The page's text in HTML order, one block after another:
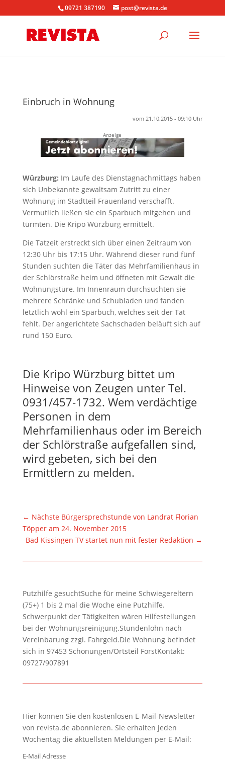
09721 387190 post@revista.de
Einbruch in Wohnung
vom 21.10.2015 - 09:10 Uhr
Anzeige
Würzburg: Im Laufe des Dienstagnachmittags haben
sich Unbekannte gewaltsam Zutritt zu einer
Wohnung im Stadtteil Frauenland verschafft.
Vermutlich ließen sie ein Sparbuch mitgehen und
türmten. Die Kripo Würzburg ermittelt.
Die Tatzeit erstreckt sich über einen Zeitraum von
12:30 Uhr bis 17:15 Uhr. Während dieser rund fünf
Stunden suchten die Täter das Mehrfamilienhaus in
der Schlörstraße heim und öffneten mit Gewalt die
Wohnungstüre. Im Innenraum durchsuchten sie
mehrere Schränke und Schubladen und fanden
letztlich wohl ein Sparbuch, welches seit der Tat
fehlt. Der angerichtete Sachschaden beläuft sich auf
rund 150 Euro.
Die Kripo Würzburg bittet um
Hinweise von Zeugen unter Tel.
0931/457-1732. Wem verdächtige
Personen in dem
Mehrfamilienhaus oder im Bereich
der Schlörstraße aufgefallen sind,
wird gebeten, sich bei den
Ermittlern zu melden.
← Nächste Bürgersprechstunde von Landrat Florian
Töpper am 24. November 2015
Bad Kissingen TV startet nun mit fester Redaktion →
Putzhilfe gesuchtSuche für meine Schwiegereltern
(75+) 1 bis 2 mal die Woche eine Putzhilfe.
Schwerpunkt der Tätigkeiten wären Hilfestellungen
bei der Wohnungsreinigung.Stundenlohn nach
Vereinbarung zzgl. Fahrgeld.Die Wohnung befindet
sich in 97453 Schonungen/Ortsteil ForstKontakt:
09727/907891
Hier können Sie den kostenlosen E-Mail-Newsletter
von revista.de abonnieren. Sie erhalten jeden
Wochentag die aktuellsten Meldungen per E-Mail:
E-Mail Adresse